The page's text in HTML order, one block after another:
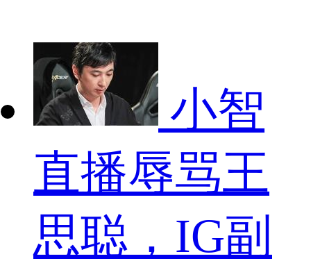
小智
直播辱骂王
思聪，IG副